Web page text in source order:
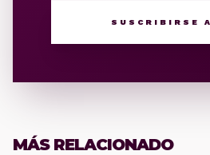
SUSCRIBIRSE
MÁS RELACIONADO